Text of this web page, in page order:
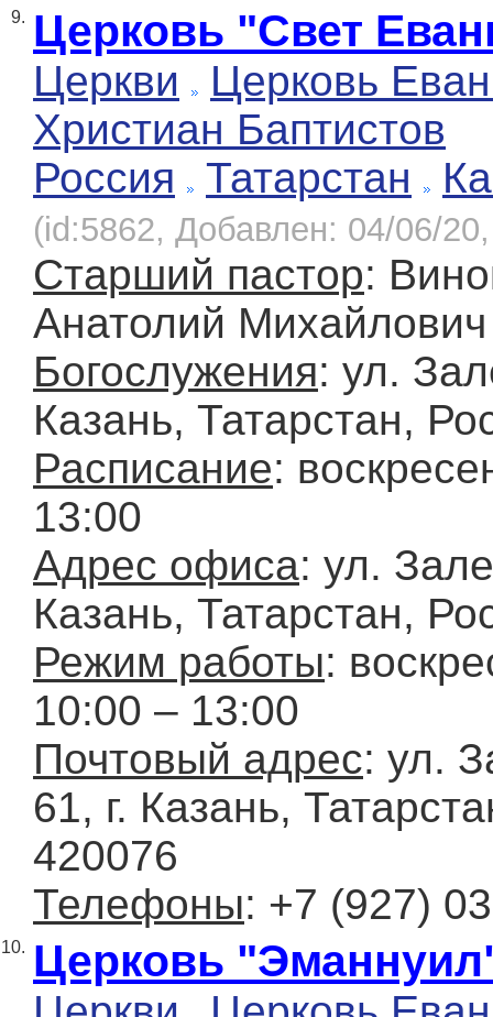
9. Церковь "Свет
Церкви
Церковь
Христиан Баптистов
Россия
Татарстан
(id:5862, Добавлен: 04/06/
Старший пастор:
Анатолий Михайлович
Богослужения: ул.
Казань, Татарстан,
Расписание:
13:00
Адрес офиса: ул.
Казань, Татарстан,
Режим работы:
10:00 – 13:00
Почтовый адрес: ул.
61, г. Казань,
420076
Телефоны: +7 (927)
10. Церковь